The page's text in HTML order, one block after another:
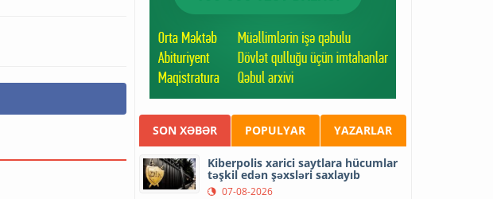
SON XƏBƏR POPULYAR YAZARLAR
Kiberpolis xarici saytlara hücumlar
təşkil edən şəxsləri saxlayıb
07-08-2026